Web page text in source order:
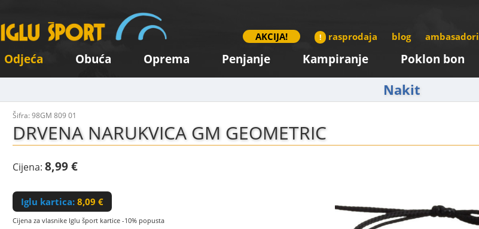
AKCIJA! ! rasprodaja blog ambasadori
Odjeća Obuća Oprema Penjanje Kampiranje Poklon bon
Nakit
Šifra: 98GM 809 01
DRVENA NARUKVICA GM GEOMETRIC
Cijena: 8,99 €
Iglu kartica: 8,09 €
Cijena za vlasnike Iglu šport kartice -10% popusta